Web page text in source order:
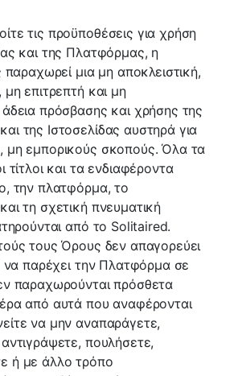
τις προϋποθέσεις για χρήση
και της Πλατφόρμας, η
μια μη αποκλειστική,
μη επιτρεπτή και μη
άδεια πρόσβασης και χρήσης της
της Ιστοσελίδας αυστηρά για
μη εμπορικούς σκοπούς. Όλα τα
τίτλοι και τα ενδιαφέροντα
την πλατφόρμα, το
τη σχετική πνευματική
από το Solitaired.
τους Όρους δεν απαγορεύει
παρέχει την Πλατφόρμα σε
παραχωρούνται πρόσθετα
​​από αυτά που αναφέρονται
να μην αναπαράγετε,
πουλήσετε,
ή με άλλο τρόπο